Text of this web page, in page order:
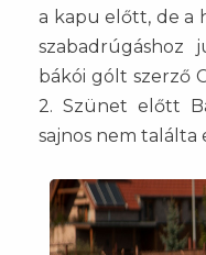
a kapu előtt, de a
bákói gólt szerző
2. Szünet előtt
sajnos nem találta